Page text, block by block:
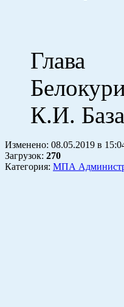
К.И.
Изменено: 08.05.2019 в
Загрузок: 270
Категория: МПА